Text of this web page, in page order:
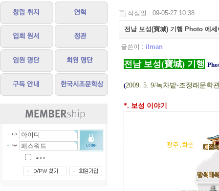
작성일 : 09-05-27 10:38
전남 보성(寶城) 기행 Photo 에세
글쓴이 : ilman
전남 보성(寶城) 기행
(2009. 5. 9/녹차밭-조정래문학
*. 보성 이야기